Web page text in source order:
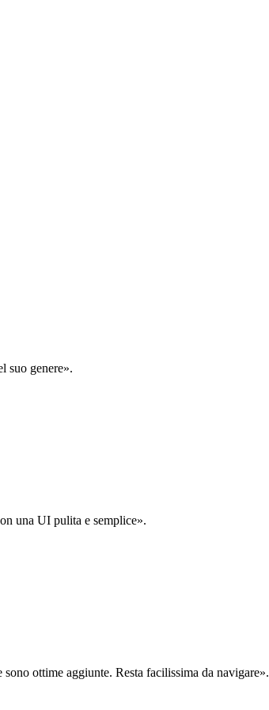
suo genere».
una UI pulita e semplice».
ottime aggiunte. Resta facilissima da navigare».